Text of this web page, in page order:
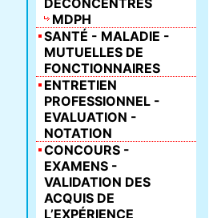
DÉCONCENTRÉS
MDPH
SANTÉ - MALADIE -
MUTUELLES DE
FONCTIONNAIRES
ENTRETIEN
PROFESSIONNEL -
EVALUATION -
NOTATION
CONCOURS -
EXAMENS -
VALIDATION DES
ACQUIS DE
L’EXPÉRIENCE